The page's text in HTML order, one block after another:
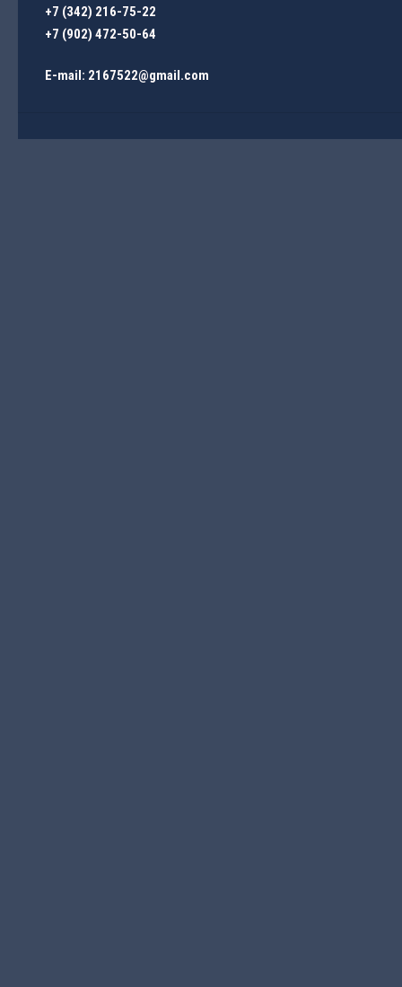
+7 (342) 216-75-22
+7 (902) 472-50-64
E-mail: 2167522@gmail.com